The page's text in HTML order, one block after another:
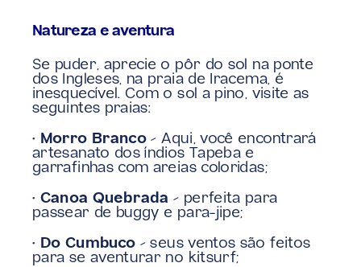
Natureza e aventura
Se puder, aprecie o pôr do sol na ponte
dos Ingleses, na praia de Iracema, é
inesquecível. Com o sol a pino, visite as
seguintes praias:
• Morro Branco – Aqui, você encontrará
artesanato dos índios Tapeba e
garrafinhas com areias coloridas;
• Canoa Quebrada – perfeita para
passear de buggy e para-jipe;
• Do Cumbuco – seus ventos são feitos
para se aventurar no kitsurf;